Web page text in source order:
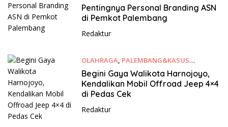
Pentingnya Personal Branding ASN
di Pemkot Palembang
Redaktur
OLAHRAGA, PALEMBANG&KASUS
24/09/2022
Begini Gaya Walikota Harnojoyo,
Kendalikan Mobil Offroad Jeep 4×4
di Pedas Cek
Redaktur